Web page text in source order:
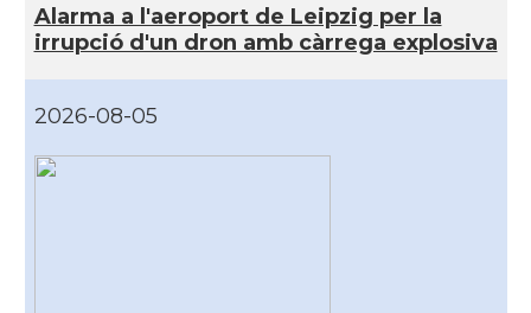
Alarma a l'aeroport de Leipzig per la
irrupció d'un dron amb càrrega explosiva
2026-08-05